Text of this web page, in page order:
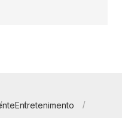
Entretenimento